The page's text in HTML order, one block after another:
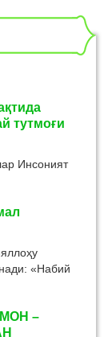
тутмоғи
Инсоният
уруш
«Набий
...
–